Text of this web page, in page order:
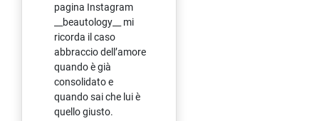
pagina Instagram
__beautology__ mi
ricorda il caso
abbraccio dell’amore
quando è già
consolidato e
quando sai che lui è
quello giusto.